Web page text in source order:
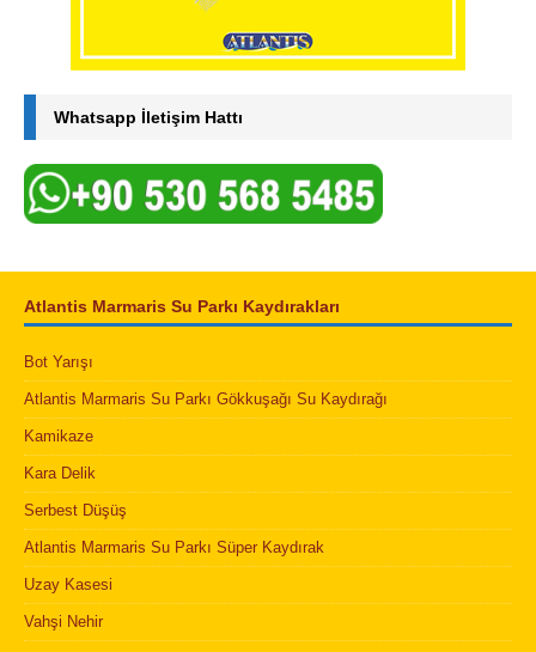
Whatsapp İletişim Hattı
Atlantis Marmaris Su Parkı Kaydırakları
Bot Yarışı
Atlantis Marmaris Su Parkı Gökkuşağı Su Kaydırağı
Kamikaze
Kara Delik
Serbest Düşüş
Atlantis Marmaris Su Parkı Süper Kaydırak
Uzay Kasesi
Vahşi Nehir